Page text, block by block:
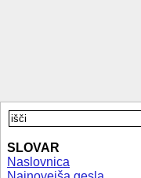
SLOVAR
Naslovnica